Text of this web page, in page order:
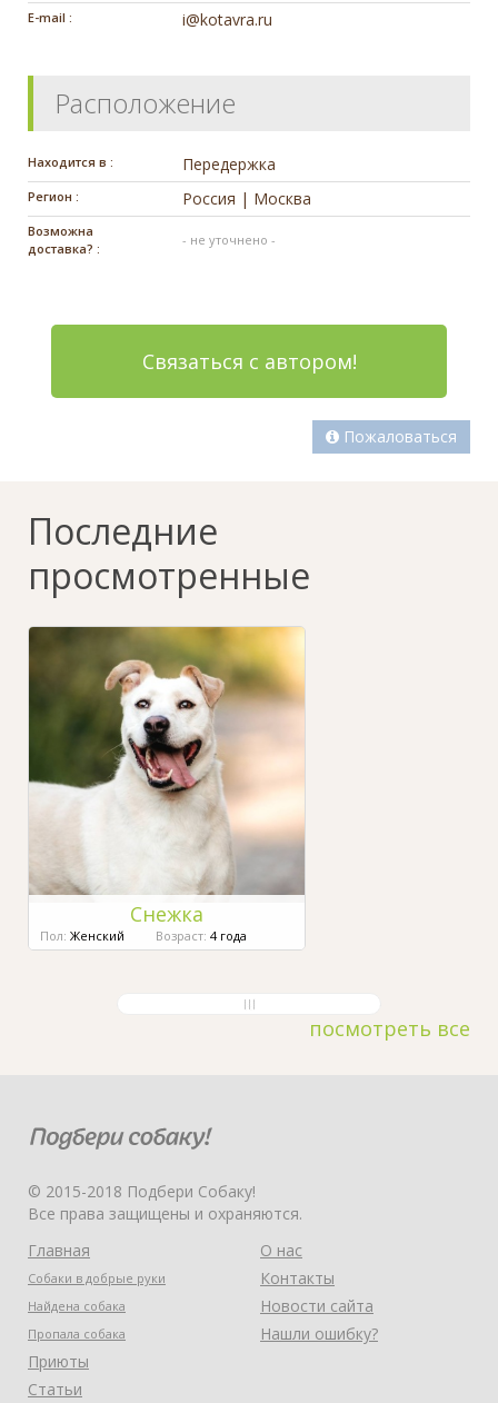
E-mail : i@kotavra.ru
Расположение
Находится в : Передержка
Регион : Россия | Москва
Возможна
доставка? :
- не уточнено -
Связаться с автором!
Пожаловаться
Последние
просмотренные
Снежка
Пол: Женский Возраст: 4 года
посмотреть все
© 2015-2018 Подбери Собаку!
Все права защищены и охраняются.
Главная
Собаки в добрые руки
Найдена собака
Пропала собака
Приюты
Статьи
О нас
Контакты
Новости сайта
Нашли ошибку?